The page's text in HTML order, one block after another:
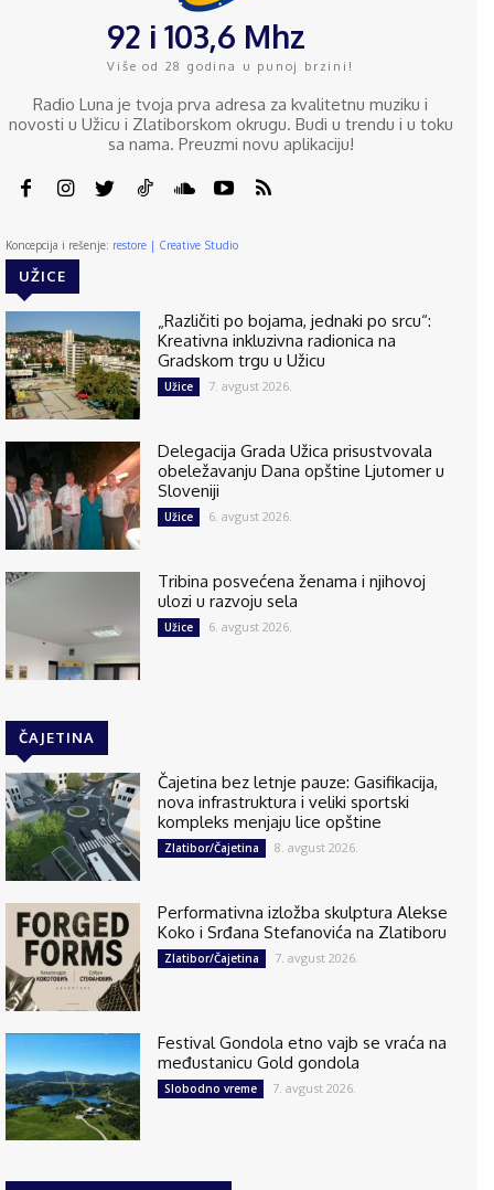
92 i 103,6 Mhz
Više od 28 godina u punoj brzini!
Radio Luna je tvoja prva adresa za kvalitetnu muziku i
novosti u Užicu i Zlatiborskom okrugu. Budi u trendu i u toku
sa nama. Preuzmi novu aplikaciju!
Koncepcija i rešenje: restore | Creative Studio
UŽICE
„Različiti po bojama, jednaki po srcu“:
Kreativna inkluzivna radionica na
Gradskom trgu u Užicu
Užice 7. avgust 2026.
Delegacija Grada Užica prisustvovala
obeležavanju Dana opštine Ljutomer u
Sloveniji
Užice 6. avgust 2026.
Tribina posvećena ženama i njihovoj
ulozi u razvoju sela
Užice 6. avgust 2026.
ČAJETINA
Čajetina bez letnje pauze: Gasifikacija,
nova infrastruktura i veliki sportski
kompleks menjaju lice opštine
Zlatibor/Čajetina 8. avgust 2026.
Performativna izložba skulptura Alekse
Koko i Srđana Stefanovića na Zlatiboru
Zlatibor/Čajetina 7. avgust 2026.
Festival Gondola etno vajb se vraća na
međustanicu Gold gondola
Slobodno vreme 7. avgust 2026.